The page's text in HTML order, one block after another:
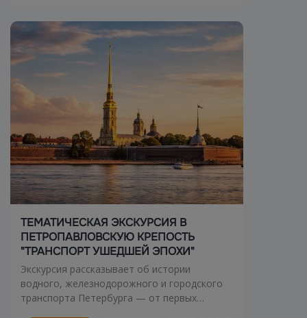
ТЕМАТИЧЕСКАЯ ЭКСКУРСИЯ В
ПЕТРОПАВЛОВСКУЮ КРЕПОСТЬ
"ТРАНСПОРТ УШЕДШЕЙ ЭПОХИ"
Экскурсия рассказывает об истории
водного, железнодорожного и городского
транспорта Петербурга — от первых